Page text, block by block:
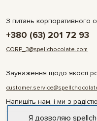
З питань корпоративного
+380 (63) 201 72 93
CORP_3@spellchocolate.com
Зауваження щодо якості
Напишіть нам, і ми з
Я дозволяю